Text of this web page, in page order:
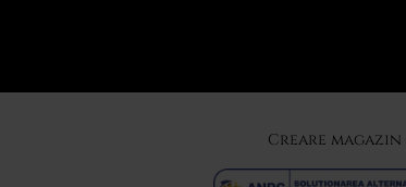
Creare